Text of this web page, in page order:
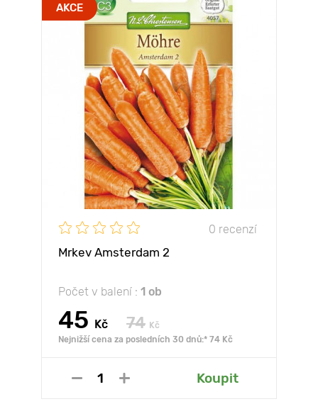
AKCE
0 recenzí
Mrkev Amsterdam 2
Počet v balení : 1 ob
45 Kč 74 Kč
Nejnižší cena za posledních 30 dnů:* 74 Kč
Koupit